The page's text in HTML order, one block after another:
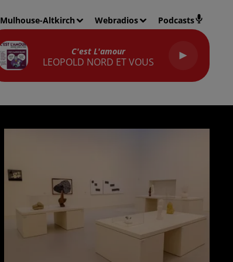
Mulhouse-Altkirch Webradios Podcasts
C'est L'amour
LEOPOLD NORD ET VOUS